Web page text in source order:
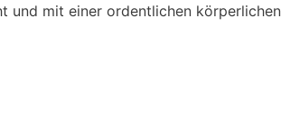
und mit einer ordentlichen